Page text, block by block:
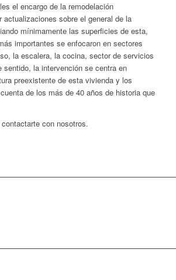
el encargo de la remodelación
actualizaciones sobre el general de la
mínimamente las superficies de esta,
importantes se enfocaron en sectores
la escalera, la cocina, sector de servicios
la intervención se centra en
preexistente de esta vivienda y los
de los más de 40 años de historia que
con nosotros.